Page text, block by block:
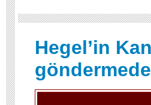
Hegel’in